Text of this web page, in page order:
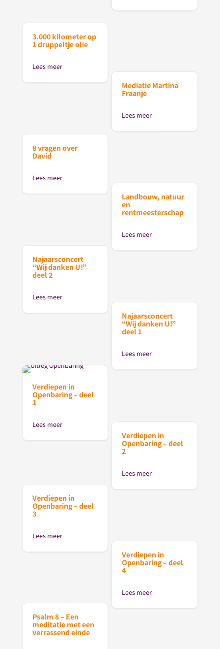
3.000 kilometer op
1 druppeltje olie
Lees meer
Mediatie Martina
Fraanje
Lees meer
8 vragen over
David
Lees meer
Landbouw, natuur
en
rentmeesterschap
Lees meer
Najaarsconcert
“Wij danken U!”
deel 2
Lees meer
Najaarsconcert
“Wij danken U!”
deel 1
Lees meer
Verdiepen in
Openbaring – deel
1
Lees meer
Verdiepen in
Openbaring – deel
2
Lees meer
Verdiepen in
Openbaring – deel
3
Lees meer
Verdiepen in
Openbaring – deel
4
Lees meer
Psalm 8 – Een
meditatie met een
verrassend einde